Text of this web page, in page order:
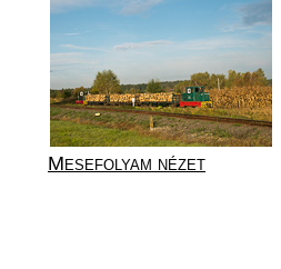
Mesefolyam nézet